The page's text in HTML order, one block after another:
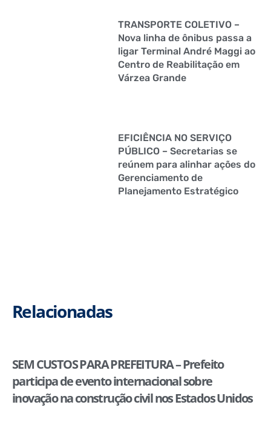
TRANSPORTE COLETIVO –
Nova linha de ônibus passa a
ligar Terminal André Maggi ao
Centro de Reabilitação em
Várzea Grande
EFICIÊNCIA NO SERVIÇO
PÚBLICO – Secretarias se
reúnem para alinhar ações do
Gerenciamento de
Planejamento Estratégico
Relacionadas
SEM CUSTOS PARA PREFEITURA – Prefeito
participa de evento internacional sobre
inovação na construção civil nos Estados Unidos